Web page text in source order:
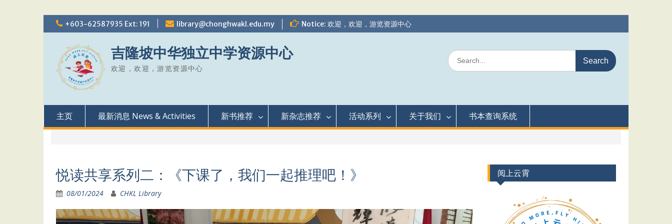
Skip
to
+603-62587935 Ext: 191 library@chonghwakl.edu.my Notice: 欢迎，欢迎，游览资源中心
吉隆坡中华独立中学资源中心
欢迎，欢迎，游览资源中心
Search
for:
主页 最新消息 News & Activities 新书推荐 新杂志推荐 活动系列 关于我们 书本查询系统
悦读共享系列二：《下课了，我们一起推理吧！》
08/01/2024 CHKL Library
阅上云霄